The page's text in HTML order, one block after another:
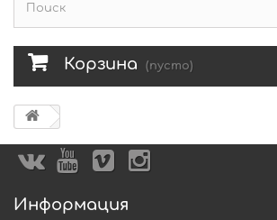
Корзина (пусто)
Информация